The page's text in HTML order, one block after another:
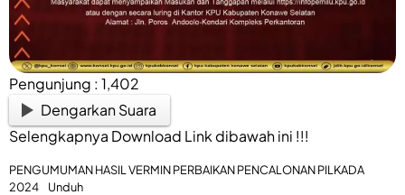
Pengunjung : 1,402
Dengarkan Suara
Selengkapnya Download Link dibawah ini !!!
PENGUMUMAN HASIL VERMIN PERBAIKAN PENCALONAN PILKADA
2024
Unduh